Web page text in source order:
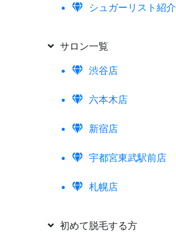
シュガーリスト紹介
サロン一覧
渋谷店
六本木店
新宿店
宇都宮東武駅前店
札幌店
初めて脱毛する方